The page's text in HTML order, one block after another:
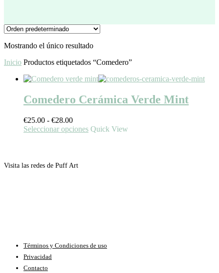
Mostrando el único resultado
Inicio Productos etiquetados “Comedero”
Comedero Cerámica Verde Mint
€25.00 - €28.00Rango
de
hasta
Seleccionar opciones Este
de
producto
Quick View
Visita las redes de Puff Art
Términos y Condiciones de uso
Privacidad
Contacto